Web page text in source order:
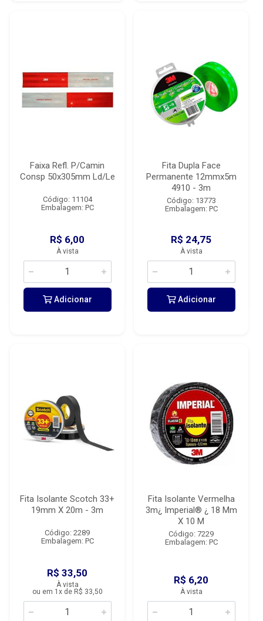
Faixa Refl. P/Camin
Consp 50x305mm Ld/Le
Código: 11104
Embalagem: PC
R$ 6,00
À vista
Adicionar
Fita Dupla Face
Permanente 12mmx5m
4910 - 3m
Código: 13773
Embalagem: PC
R$ 24,75
À vista
Adicionar
Fita Isolante Scotch 33+
19mm X 20m - 3m
Código: 2289
Embalagem: PC
R$ 33,50
À vista
ou em 1x de R$ 33,50
Fita Isolante Vermelha
3m¿ Imperial® ¿ 18 Mm
X 10 M
Código: 7229
Embalagem: PC
R$ 6,20
À vista